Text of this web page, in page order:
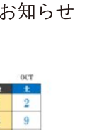
知らせ